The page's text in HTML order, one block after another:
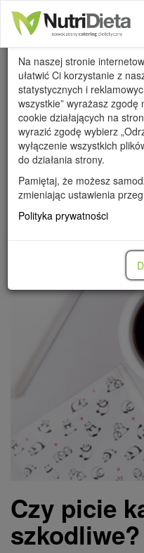
WSZYSTKIE PRZEPISY
Czy picie
szkodliwe?
Wykorzystanie cookies
Na naszej stronie
ułatwić Ci korzystanie z
statystycznych i
wszystkie” wyrażasz
cookie działających na
wyrazić zgodę wybierz
wyłączenie wszystkich
do działania strony.
Pamiętaj, że możesz
zmieniając ustawienia
Polityka prywatności